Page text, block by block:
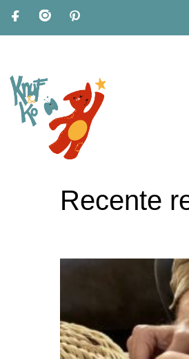
Recente